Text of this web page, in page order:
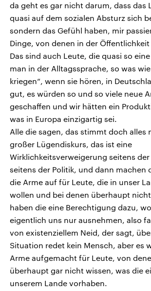
da geht es gar nicht darum, dass das
quasi auf dem sozialen Absturz sich
sondern das Gefühl haben, mir
Dinge, von denen in der
Das sind auch Leute, die quasi so
man in der Alltagssprache, so was
kriegen“, wenn sie hören, in
gut, es würden so und so viele neue
geschaffen und wir hätten ein
was in Europa einzigartig sei.
Alle die sagen, das stimmt doch alles
großer Lügendiskurs, das ist eine
Wirklichkeitsverweigerung seitens der
seitens der Politik, und dann machen
die Arme auf für Leute, die in unser
wollen und bei denen überhaupt
haben die eine Berechtigung dazu,
eigentlich uns nur ausnehmen, also
von existenziellem Neid, der sagt,
Situation redet kein Mensch, aber es
Arme aufgemacht für Leute, von
überhaupt gar nicht wissen, was die
unserem Lande vorhaben.